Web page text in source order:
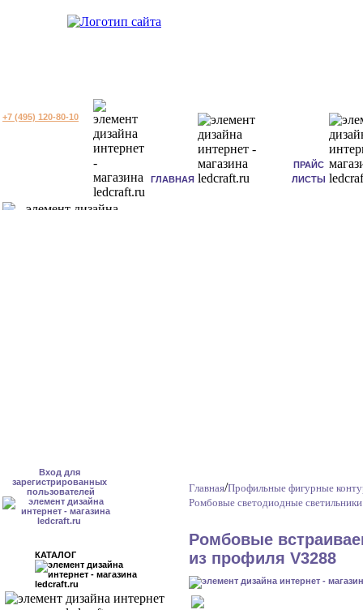
+7 (495) 120-80-10
ГЛАВНАЯ
ПРАЙС
ЛИСТЫ
Вход для
зарегистрированных
пользователей
КАТАЛОГ
Главная/Профильные фигурные
Ромбовые светодиодные
Ромбовые
из профиля V3288